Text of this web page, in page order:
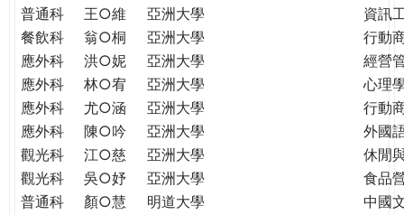
普通科
王○維 亞洲大學
資訊
餐飲科
翁○桐 亞洲大學
行動
應外科
洪○妮 亞洲大學
經營
應外科
林○宥 亞洲大學
心理
應外科
尤○涵 亞洲大學
行動
應外科
陳○吟 亞洲大學
外國
觀光科
江○慈 亞洲大學
休閒
觀光科
吳○妤 亞洲大學
食品
普通科
顏○慧 明道大學
中國